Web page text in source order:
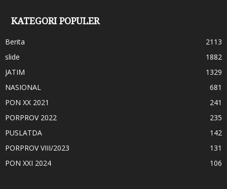
KATEGORI POPULER
Berita
2113
slide
1882
JATIM
1329
NASIONAL
681
PON XX 2021
241
PORPROV 2022
235
PUSLATDA
142
PORPROV VIII/2023
131
PON XXI 2024
106